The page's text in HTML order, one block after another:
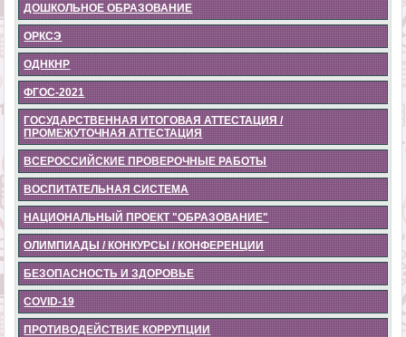
ДОШКОЛЬНОЕ ОБРАЗОВАНИЕ
ОРКСЭ
ОДНКНР
ФГОС-2021
ГОСУДАРСТВЕННАЯ ИТОГОВАЯ АТТЕСТАЦИЯ /
ПРОМЕЖУТОЧНАЯ АТТЕСТАЦИЯ
ВСЕРОССИЙСКИЕ ПРОВЕРОЧНЫЕ РАБОТЫ
ВОСПИТАТЕЛЬНАЯ СИСТЕМА
НАЦИОНАЛЬНЫЙ ПРОЕКТ "ОБРАЗОВАНИЕ"
ОЛИМПИАДЫ / КОНКУРСЫ / КОНФЕРЕНЦИИ
БЕЗОПАСНОСТЬ И ЗДОРОВЬЕ
COVID-19
ПРОТИВОДЕЙСТВИЕ КОРРУПЦИИ